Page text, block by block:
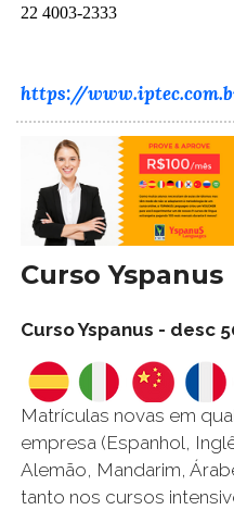
22 4003-2333
https://
Curso Yspanus
Curso Yspanus - desc
Matrículas novas em
empresa (Espanhol,
Alemão, Mandarim,
tanto nos cursos